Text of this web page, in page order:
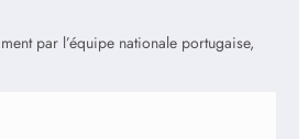
par l’équipe nationale portugaise,